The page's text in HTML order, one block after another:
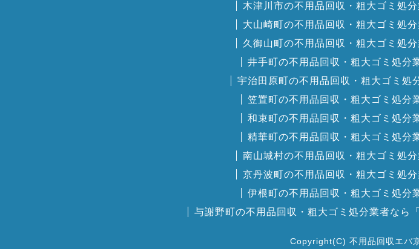
木津川市の不用品回収・粗大ゴミ処
大山崎町の不用品回収・粗大ゴミ処
久御山町の不用品回収・粗大ゴミ処
井手町の不用品回収・粗大ゴミ処分
宇治田原町の不用品回収・粗大ゴミ処
笠置町の不用品回収・粗大ゴミ処分
和束町の不用品回収・粗大ゴミ処分
精華町の不用品回収・粗大ゴミ処分
南山城村の不用品回収・粗大ゴミ処
京丹波町の不用品回収・粗大ゴミ処
伊根町の不用品回収・粗大ゴミ処分
与謝野町の不用品回収・粗大ゴミ処分業者なら
Copyright(C) 不用品回収エバ